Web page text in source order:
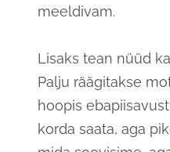
meeldivam.
Lisaks tean nüüd
Palju räägitakse
hoopis
korda saata, aga